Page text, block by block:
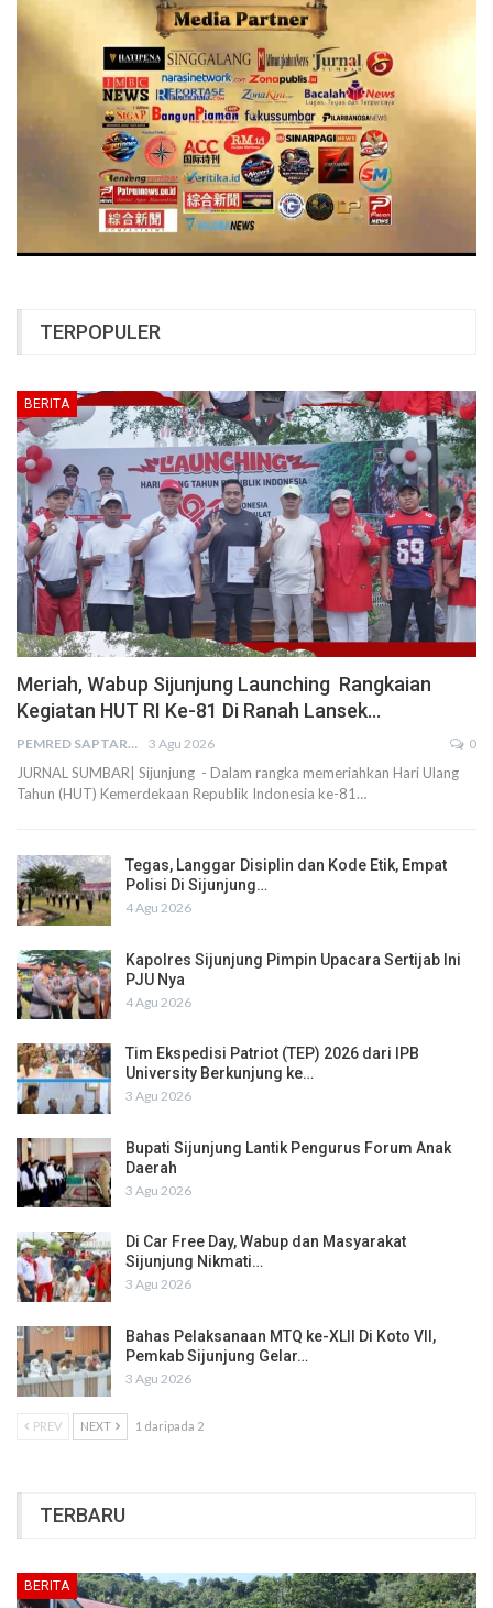
TERPOPULER
BERITA
Meriah, Wabup Sijunjung Launching Rangkaian
Kegiatan HUT RI Ke-81 Di Ranah Lansek…
PEMRED SAPTARIUS 3 Agu 2026 0
JURNAL SUMBAR| Sijunjung - Dalam rangka memeriahkan Hari Ulang
Tahun (HUT) Kemerdekaan Republik Indonesia ke-81…
Tegas, Langgar Disiplin dan Kode Etik, Empat
Polisi Di Sijunjung…
4 Agu 2026
Kapolres Sijunjung Pimpin Upacara Sertijab Ini
PJU Nya
4 Agu 2026
Tim Ekspedisi Patriot (TEP) 2026 dari IPB
University Berkunjung ke…
3 Agu 2026
Bupati Sijunjung Lantik Pengurus Forum Anak
Daerah
3 Agu 2026
Di Car Free Day, Wabup dan Masyarakat
Sijunjung Nikmati…
3 Agu 2026
Bahas Pelaksanaan MTQ ke-XLII Di Koto VII,
Pemkab Sijunjung Gelar…
3 Agu 2026
PREV NEXT 1 daripada 2
TERBARU
BERITA